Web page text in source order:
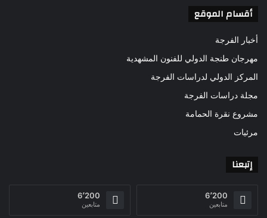
أقسام الموقع
أخبار الفرجة
مهرجان طنجة الدولي للفنون المشهدية
المركز الدولي لدراسات الفرجة
مجلة دراسات الفرجة
مشروع نقرة الحمامة
مرئيات
إتبعنا
6٬200
متابعين
6٬200
متابعين